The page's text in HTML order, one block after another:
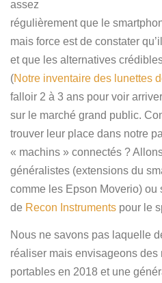
assez
régulièrement que le
mais force est de constater
et que les alternatives
(Notre inventaire des lunettes
falloir 2 à 3 ans pour voir
sur le marché grand public.
trouver leur place dans notre
« machins » connectés ?
généralistes (extensions du
comme les Epson Moverio)
de Recon Instruments pour le
Nous ne savons pas laquelle
réaliser mais envisageons des
portables en 2018 et une